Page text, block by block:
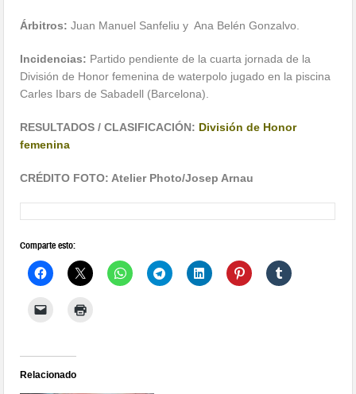
Árbitros:Juan Manuel Sanfeliu y Ana Belén Gonzalvo.
Incidencias: Partido pendiente de la cuarta jornada de la
División de Honor femenina de waterpolo jugado en la piscina
Carles Ibars de Sabadell (Barcelona).
RESULTADOS / CLASIFICACIÓN: División de Honor
femenina
CRÉDITO FOTO: Atelier Photo/Josep Arnau
Comparte esto:
Relacionado